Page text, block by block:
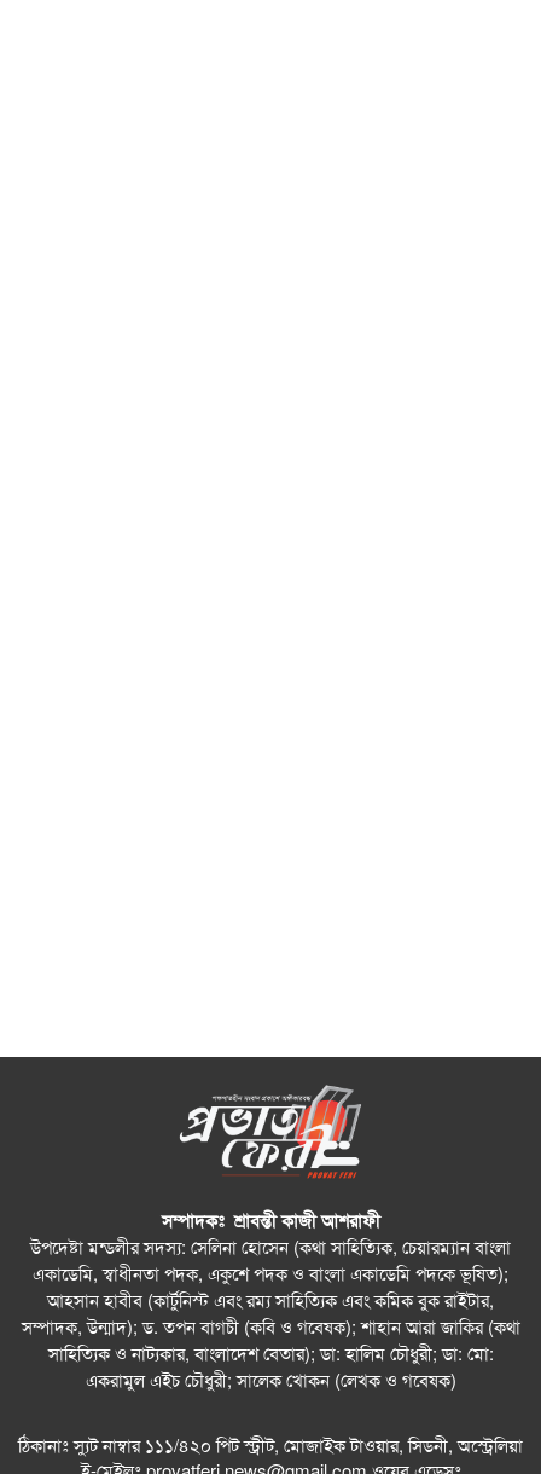
সম্পাদকঃ শ্রাবন্তী কাজী আশরাফী
উপদেষ্টা মন্ডলীর সদস্য: সেলিনা হোসেন (কথা সাহিত্যিক, চেয়ারম্যান বাংলা
একাডেমি, স্বাধীনতা পদক, একুশে পদক ও বাংলা একাডেমি পদকে ভূষিত);
আহসান হাবীব (কার্টুনিস্ট এবং রম্য সাহিত্যিক এবং কমিক বুক রাইটার,
সম্পাদক, উন্মাদ); ড. তপন বাগচী (কবি ও গবেষক); শাহান আরা জাকির (কথা
সাহিত্যিক ও নাট্যকার, বাংলাদেশ বেতার); ডা: হালিম চৌধুরী; ডা: মো:
একরামুল এইচ চৌধুরী; সালেক খোকন (লেখক ও গবেষক)
ঠিকানাঃ স্যুট নাম্বার ১১১/৪২০ পিট স্ট্রীট, মোজাইক টাওয়ার, সিডনী, অস্ট্রেলিয়া